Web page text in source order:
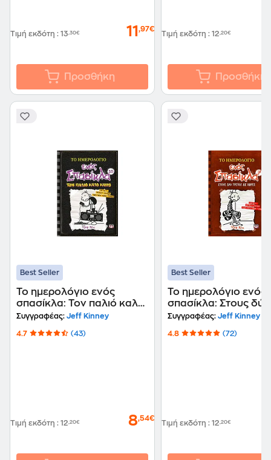
Τιμή εκδότη : 13,30€ 11 ,97€
Προσθήκη
Τιμή εκδότη : 12,20€
Προσθήκη
Best Seller
Το ημερολόγιο ενός
σπασίκλα: Τον παλιό καλό
καιρό
Συγγραφέας: Jeff Kinney
4.7 (43)
Τιμή εκδότη : 12,20€ 8,54€
Best Seller
Το ημερολόγιο ενός
σπασίκλα: Στους δύο
τρίτος δε χωρεί
Συγγραφέας: Jeff Kinney
4.8 (72)
Τιμή εκδότη : 12,20€